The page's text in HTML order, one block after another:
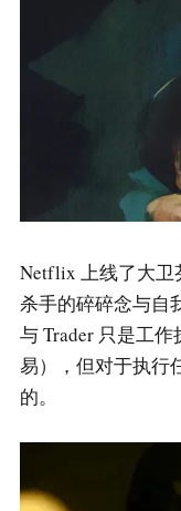
Netflix 上线了大卫
杀手的碎碎念与自
与 Trader 只是工作
易），但对于执行
的。